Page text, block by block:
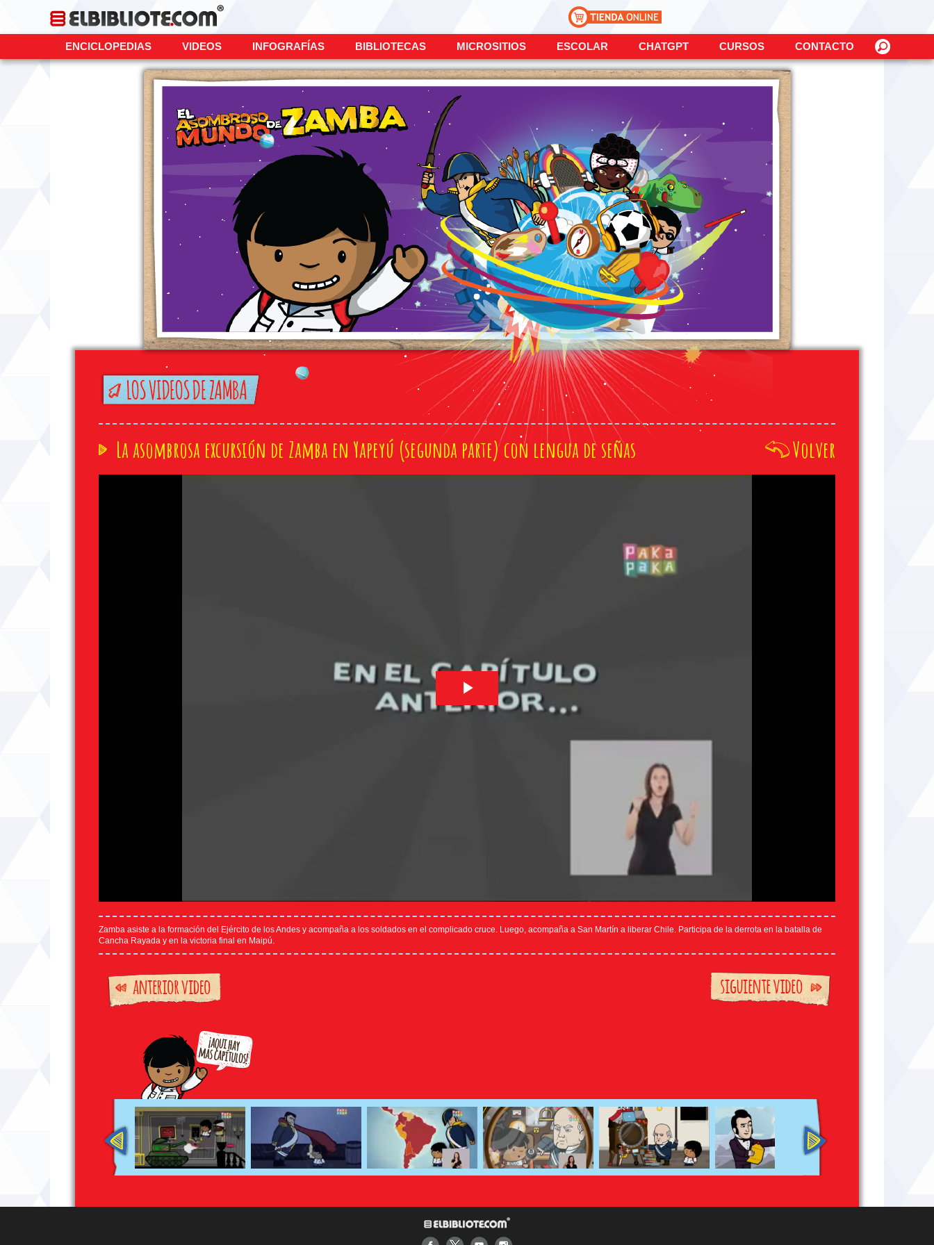
ENCICLOPEDIAS VIDEOS INFOGRAFÍAS BIBLIOTECAS MICROSITIOS ESCOLAR CHATGPT CURSOS CONTACTO
La asombrosa excursión de Zamba en Yapeyú (segunda parte) con lengua de señas Volver
Zamba asiste a la formación del Ejército de los Andes y acompaña a los soldados en el complicado cruce. Luego, acompaña a San Martín a liberar Chile. Participa de la derrota en la batalla de
Cancha Rayada y en la victoria final en Maipú.